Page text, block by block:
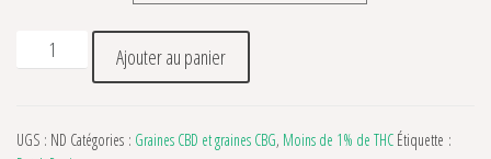
quantité de CBD Mazar Dutch Passion
Ajouter au panier
UGS : ND Catégories : Graines CBD et graines CBG, Moins de 1% de THC Étiquette :